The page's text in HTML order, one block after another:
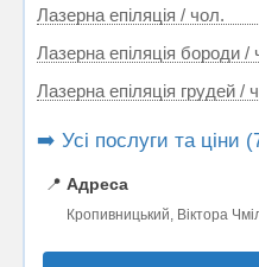
Лазерна епіляція / чол.
Лазерна епіляція бороди /
Лазерна епіляція грудей /
➡️ Усі послуги та ціни
📍 Адреса
Кропивницький, Віктора